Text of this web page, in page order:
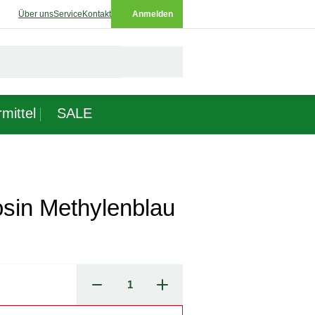
Über unsService Kontakt Anmelden
SALE
Methylenblau